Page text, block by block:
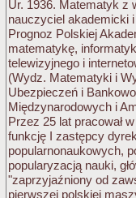
Ur. 1936. Matematyk z
nauczyciel akademicki
Prognoz Polskiej
matematykę,
telewizyjnego i
(Wydz. Matematyki i
Ubezpieczeń i
Międzynarodowych i
Przez 25 lat pracował
funkcję I zastępcy
popularnonaukowych,
popularyzacją nauki,
"zaprzyjaźniony od
pierwszej polskiej